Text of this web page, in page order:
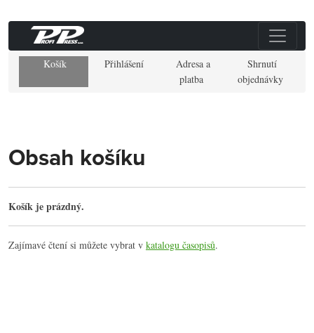
Košík Přihlášení
Adresa a
platba
Shrnutí
objednávky
Obsah košíku
Košík je prázdný.
Zajímavé čtení si můžete vybrat v katalogu časopisů.